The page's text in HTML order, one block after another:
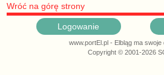
Wróć na górę strony
Logowanie
www.portEl.pl - Elbląg ma
Copyright © 2001-2026